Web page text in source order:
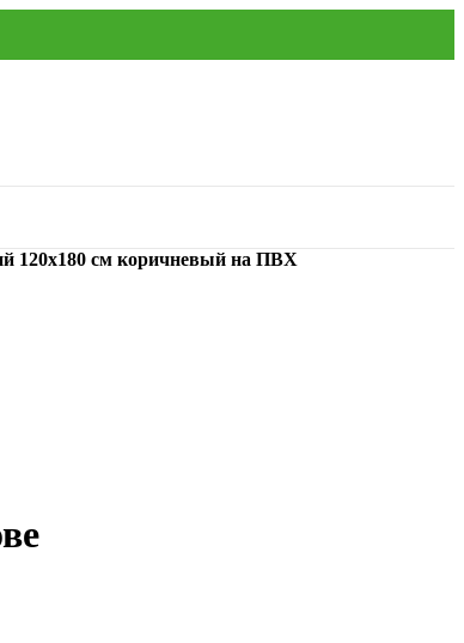
120х180 см коричневый на ПВХ